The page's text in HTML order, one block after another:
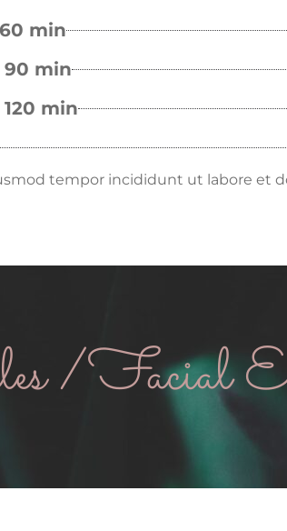
min
90 min
min
tempor incididunt ut labore et
/Facial